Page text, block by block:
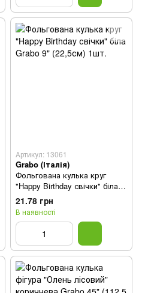
Артикул: 13061
Grabo (Італія)
Фольгована кулька круг
"Happy Birthday свічки" біла
Grabo 9" (22,5см) 1шт.
21.78 грн
В наявності